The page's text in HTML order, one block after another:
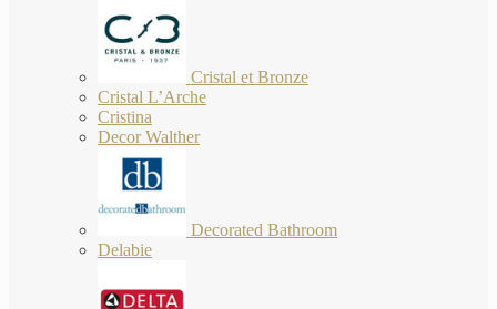
Cristal et Bronze
Cristal L’Arche
Cristina
Decor Walther
Decorated Bathroom
Delabie